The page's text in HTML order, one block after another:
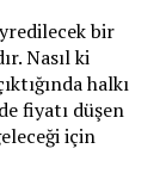
bir
Nasıl ki
halkı
fiyatı düşen
için